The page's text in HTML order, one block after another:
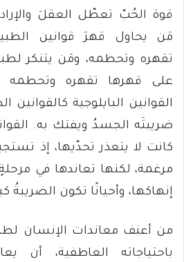
قوة الحُبّ تعطّل العقلَ
مَن يحاول قهرَ قوانين
تقهره وتحطمه، ومَن يتنكر
على قهرها تقهره وتحطمه
القوانين البايلوجية كالقوانين
ضريبتَه الجسدُ ويفتك به.
كانت لا يتعذر تحدّيها، إذ
مرغمة، لكنها تعاندها في
إنهاكها، وأحيانًا تكون الضريبةُ
من أعنف معاندات الإنسان
باحتياجاته العاطفية، أن